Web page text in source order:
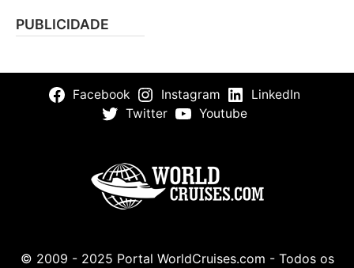
PUBLICIDADE
Facebook Instagram
LinkedIn
Twitter
Youtube
© 2009 - 2025 Portal WorldCruises.com - Todos os